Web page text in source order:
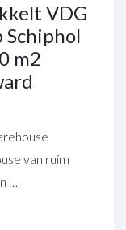
VDG
Schiphol
m2
van ruim
…